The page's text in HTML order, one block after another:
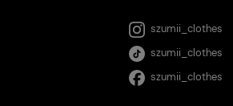
szumii_clothes
szumii_clothes
szumii_clothes